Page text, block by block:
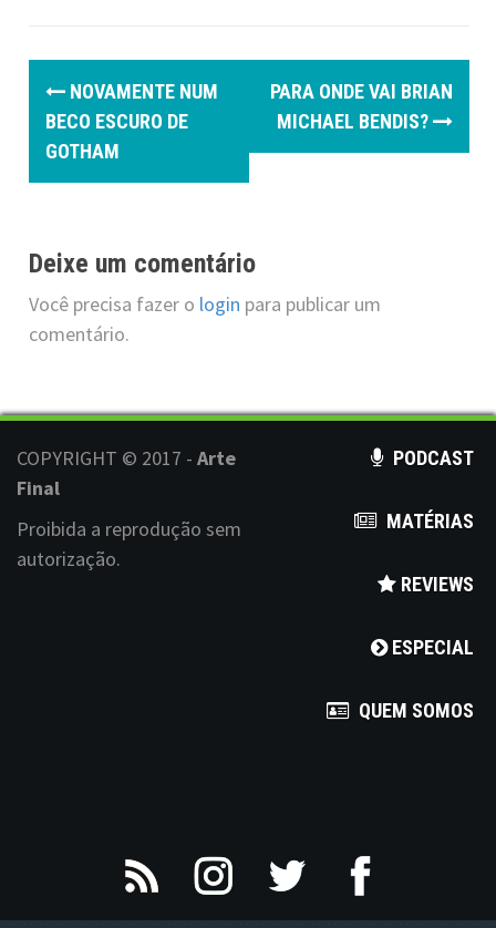
P
n
a
v
g
a
i
NOVAMENTE NUM
BECO ESCURO DE
GOTHAM
PARA ONDE VAI BRIAN
MICHAEL BENDIS?
Deixe um comentário
Você precisa fazer o login para publicar um
comentário.
COPYRIGHT © 2017 - Arte
Final
Proibida a reprodução sem
autorização.
PODCAST
MATÉRIAS
REVIEWS
ESPECIAL
QUEM SOMOS